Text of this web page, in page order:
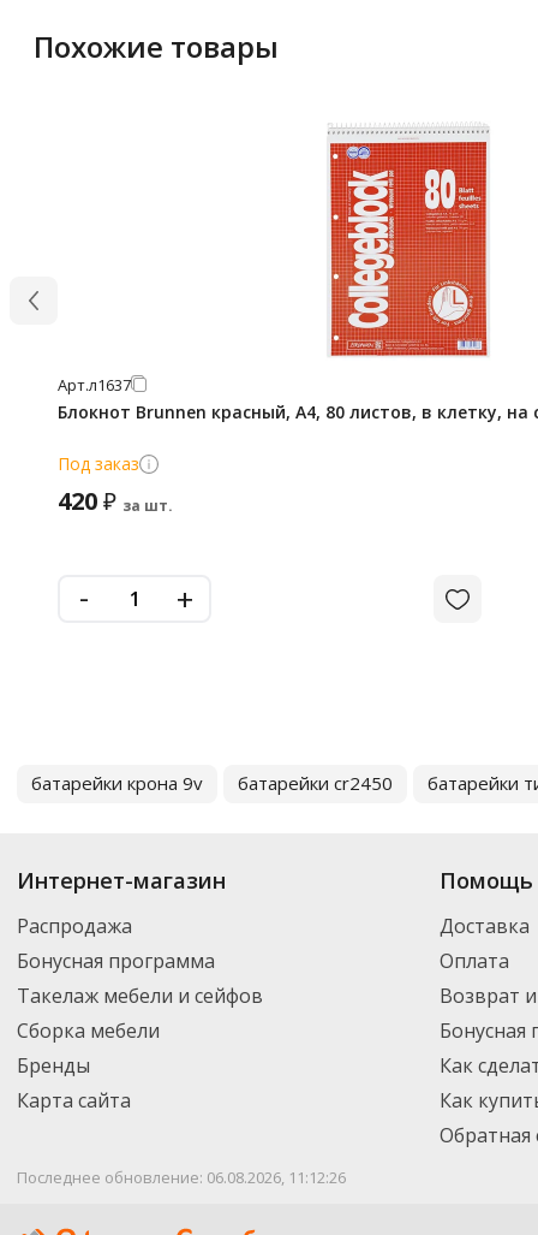
Похожие товары
Арт.л1637
Блокнот Brunnen красный, А4, 80 листов, в клетку,
Под заказ
420₽ за шт.
- +
батарейки крона 9v батарейки cr2450 батарейки
Интернет-магазин
Распродажа
Бонусная программа
Такелаж мебели и сейфов
Сборка мебели
Бренды
Карта сайта
Помощь
Доставка
Оплата
Возврат
Бонусная
Как
Как
Обратная
Последнее обновление: 06.08.2026, 11:12:26